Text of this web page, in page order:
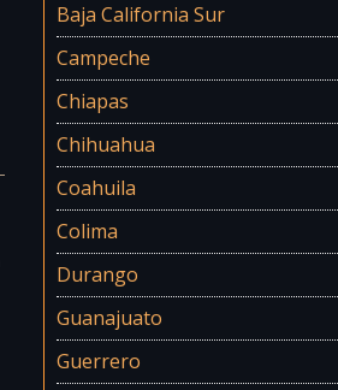
Baja California Sur
Campeche
Chiapas
Chihuahua
Coahuila
Colima
Durango
Guanajuato
Guerrero